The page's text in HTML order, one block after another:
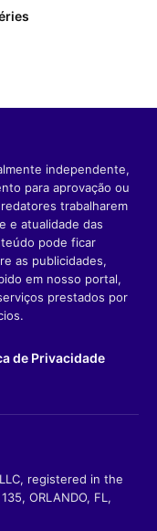
independente,
para aprovação ou
trabalharem
e atualidade das
pode ficar
as publicidades,
em nosso portal,
prestados por
de Privacidade
registered in the
ORLANDO, FL,